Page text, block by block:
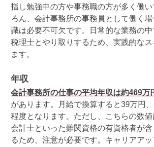
指し勉強中の方や事務職の方が多く働
ろん、会計事務所の事務員として働く
識は必要不可欠です。日常的な業務の
税理士とやり取りするため、実践的な
ます。
年収
会計事務所の仕事の平均年収は約469万
があります。月給で換算すると39万円
程度となります。ただし、こちらの数
会計士といった難関資格の有資格者が
るため、注意が必要です。キャリアア